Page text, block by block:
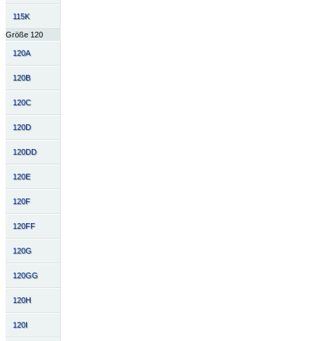
115K
Größe 120
120A
120B
120C
120D
120DD
120E
120F
120FF
120G
120GG
120H
120I